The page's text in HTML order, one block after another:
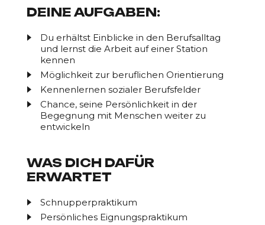
DEINE AUFGABEN:
Du erhältst Einblicke in den Berufsalltag
und lernst die Arbeit auf einer Station
kennen
Möglichkeit zur beruflichen Orientierung
Kennenlernen sozialer Berufsfelder
Chance, seine Persönlichkeit in der
Begegnung mit Menschen weiter zu
entwickeln
WAS DICH DAFÜR
ERWARTET
Schnupperpraktikum
Persönliches Eignungspraktikum